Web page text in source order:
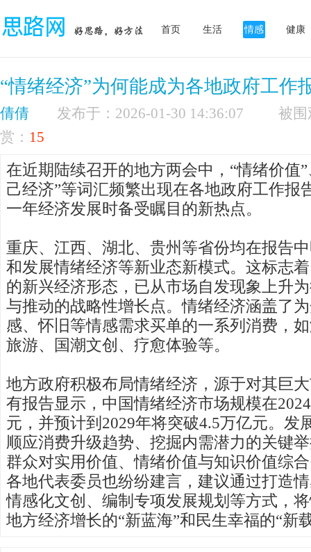
首页 生活 情感 健康
“情绪经济”为何能成为各地政府工作
倩倩 发布于：2026-01-30 14:36:07
赏： 15
在近期陆续召开的地方两会中，“情绪价值”
己经济”等词汇频繁出现在各地政府工作报
一年经济发展时备受瞩目的新热点。
重庆、江西、湖北、贵州等省份均在报告
和发展情绪经济等新业态新模式。这标志
的新兴经济形态，已从市场自发现象上升
与推动的战略性增长点。情绪经济涵盖了
感、怀旧等情感需求买单的一系列消费，
旅游、国潮文创、疗愈体验等。
地方政府积极布局情绪经济，源于对其巨
有报告显示，中国情绪经济市场规模在
元，并预计到2029年将突破4.5万亿元。发
顺应消费升级趋势、挖掘内需潜力的关键
群众对实用价值、情绪价值与知识价值综
各地代表委员也纷纷建言，建议通过打造
情感化文创、编制专项发展规划等方式，
地方经济增长的“新蓝海”和民生幸福的“新